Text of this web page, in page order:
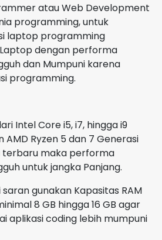
atau Web Development
programming, untuk
laptop programming
dengan performa
dan Mumpuni karena
programming.
Intel Core i5, i7, hingga i9
Ryzen 5 dan 7 Generasi
terbaru maka performa
untuk jangka Panjang.
gunakan Kapasitas RAM
8 GB hingga 16 GB agar
aplikasi coding lebih mumpuni